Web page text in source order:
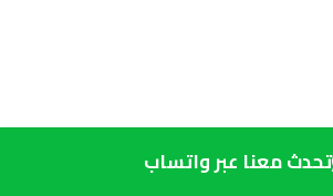
تحدث معنا عبر واتساب